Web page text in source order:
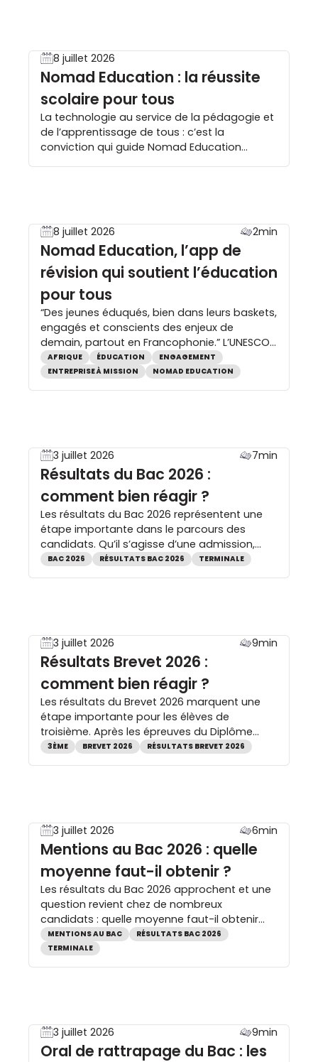
8 juillet 2026
Nomad Education : la réussite
scolaire pour tous
La technologie au service de la pédagogie et
de l’apprentissage de tous : c’est la
conviction qui guide Nomad Education
jeunes pénalisés dans leur éducation par un
[…]8 juillet 2026 2min
Nomad Education, l’app de
révision qui soutient l’éducation
pour tous
“Des jeunes éduqués, bien dans leurs baskets,
engagés et conscients des enjeux de
demain, partout en Francophonie.” L’UNESCO
alerte sur une situation d’urgence L’accès à
l’éducation reste l’un des défis les plus
critiques du continent africain. Les chiffres
moins […]
AFRIQUE ÉDUCATION
ENGAGEMENT
ENTREPRISE À MISSION
NOMAD EDUCATION
3 juillet 2026 7min
Résultats du Bac 2026 :
comment bien réagir ?
Les résultats du Bac 2026 représentent une
étape importante dans le parcours des
candidats. Qu’il s’agisse d’une admission,
d’un passage au rattrapage ou d’un
ajournement, cette journée suscite souvent
conclusions, il est essentiel de comprendre
[…]
BAC 2026 RÉSULTATS BAC 2026 TERMINALE
3 juillet 2026 9min
Résultats Brevet 2026 :
comment bien réagir ?
Les résultats du Brevet 2026 marquent une
étape importante pour les élèves de
troisième. Après les épreuves du Diplôme
national du brevet (DNB), vient le moment de
découvrir si le diplôme est obtenu, avec ou
3ÈME BREVET 2026 RÉSULTATS BREVET 2026
3 juillet 2026 6min
Mentions au Bac 2026 : quelle
moyenne faut-il obtenir ?
Les résultats du Bac 2026 approchent et une
question revient chez de nombreux
candidats : quelle moyenne faut-il obtenir
pour avoir une mention au bac ? Mention
Assez Bien, Bien ou Très Bien, ces distinctions
récompensent les meilleurs résultats et
MENTIONS AU BAC
RÉSULTATS BAC 2026
TERMINALE
3 juillet 2026 9min
Oral de rattrapage du Bac : les